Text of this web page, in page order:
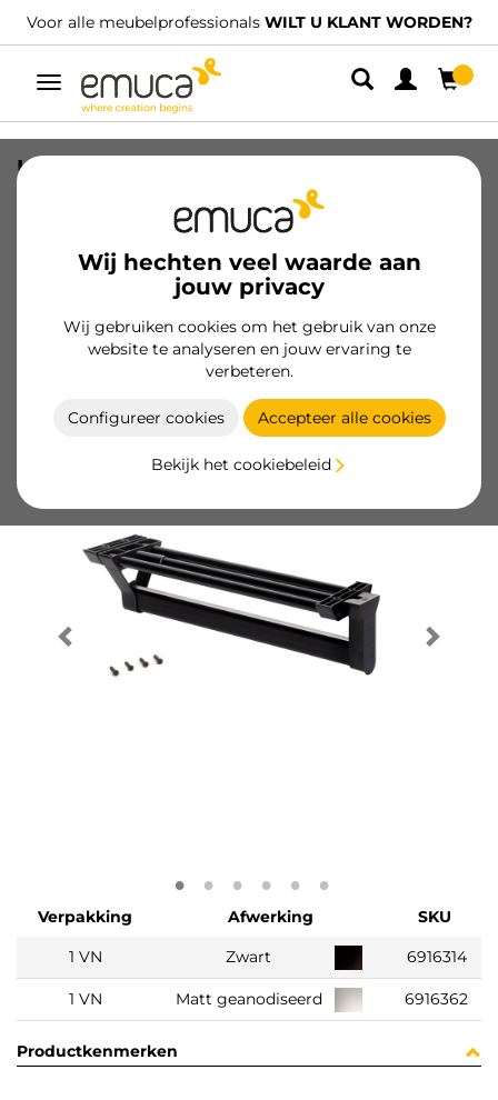
Voor alle meubelprofessionals WILT U KLANT WORDEN?
Umschaltbare
Navigation
Wij hechten veel waarde aan
jouw privacy
Wij gebruiken cookies om het gebruik van onze
website te analyseren en jouw ervaring te
verbeteren.
Configureer cookies Accepteer alle cookies
Bekijk het cookiebeleid
Uitschuifbare kleerkasthanger,
Aluminium, Zwart gelakt
Productspecificatie
Verpakking Afwerking
SKU
1 VN
Zwart 6916314
1 VN Matt geanodiseerd 6916362
Productkenmerken